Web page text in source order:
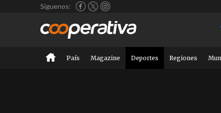
Síguenos:
País Magazine Deportes Regiones